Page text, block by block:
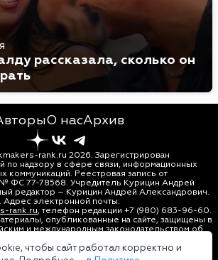
чтобы сайт работал корректно и
рассказала, сколько он
О насАрхив
rank.ru 2026. Зарегистрирован
по надзору в сфере связи, информационных
коммуникаций. Реестровая запись от
ФС 77-78568. Учредитель Курицин Андрей
редактор – Курицин Андрей Александрович.
электронной почты:
rank.ru, телефон редакции +7 (980) 683-96-60.
опубликованные на сайте, защищены в
и международным законодательством об
возможно только с согласия
rank.ru). Персональные данные (ФЗ